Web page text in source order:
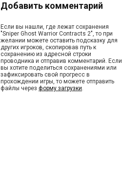
Добавить комментарий
Если вы нашли, где лежат сохранения
"Sniper Ghost Warrior Contracts 2", то при
желании можете оставить подсказку для
других игроков, скопировав путь к
сохранению из адресной строки
проводника и отправив комментарий. Если
вы хотите поделиться сохранениями или
зафиксировать свой прогресс в
прохождении игры, то можете отправить
файлы через форму загрузки.